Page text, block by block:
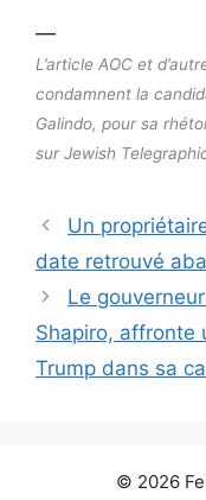
—
L’article AOC et
condamnent la
Galindo, pour sa
sur Jewish
Un
date retrouvé
Le
Shapiro, affronte
Trump dans sa
© 2026